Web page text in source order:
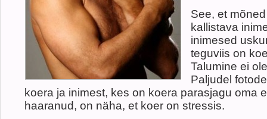
See, et
kallistava
inimesed
teguviis on
Talumine ei
Paljudel
koera ja inimest, kes on koera parasjagu oma
haaranud, on näha, et koer on stressis.